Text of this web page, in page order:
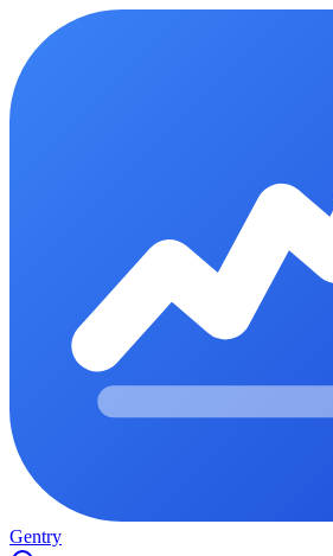
Gentry